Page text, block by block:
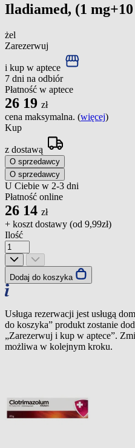
Iladiamed, (1
żel
Zarezerwuj
i kup w aptece
7 dni na odbiór
Płatność w aptece
26 19 zł
cena maksymalna. (więcej)
Kup
z dostawą
O sprzedawcy
O sprzedawcy
U Ciebie w 2-3 dni
Płatność online
26 14 zł
+ koszt dostawy (od 9,99zł)
Ilość
Dodaj do koszyka
Usługa rezerwacji jest usługą
do koszyka” produkt zostanie
„Zarezerwuj i kup w aptece”.
możliwa w kolejnym kroku.